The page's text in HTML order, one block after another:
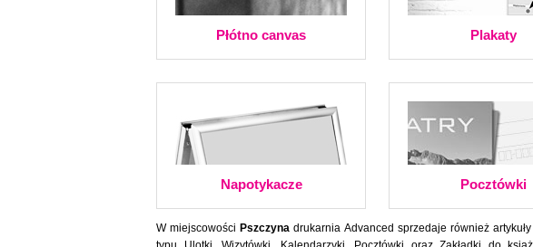
Płótno canvas Plakaty
Napotykacze Pocztówki
W miejscowości Pszczyna drukarnia Advanced sprzedaje również